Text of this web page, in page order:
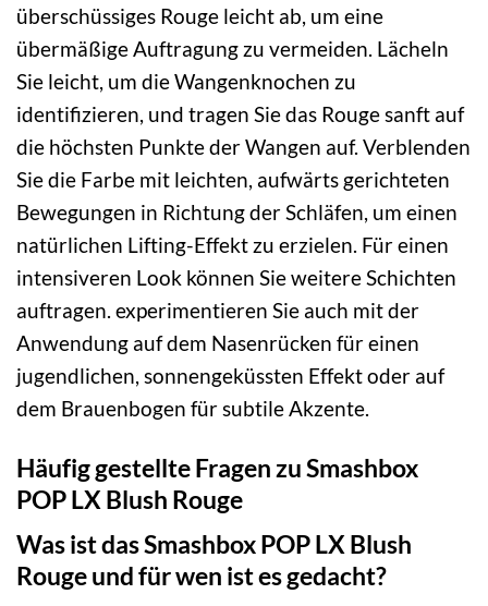
überschüssiges Rouge leicht ab, um eine
übermäßige Auftragung zu vermeiden. Lächeln
Sie leicht, um die Wangenknochen zu
identifizieren, und tragen Sie das Rouge sanft auf
die höchsten Punkte der Wangen auf. Verblenden
Sie die Farbe mit leichten, aufwärts gerichteten
Bewegungen in Richtung der Schläfen, um einen
natürlichen Lifting-Effekt zu erzielen. Für einen
intensiveren Look können Sie weitere Schichten
auftragen. experimentieren Sie auch mit der
Anwendung auf dem Nasenrücken für einen
jugendlichen, sonnengeküssten Effekt oder auf
dem Brauenbogen für subtile Akzente.
Häufig gestellte Fragen zu Smashbox
POP LX Blush Rouge
Was ist das Smashbox POP LX Blush
Rouge und für wen ist es gedacht?